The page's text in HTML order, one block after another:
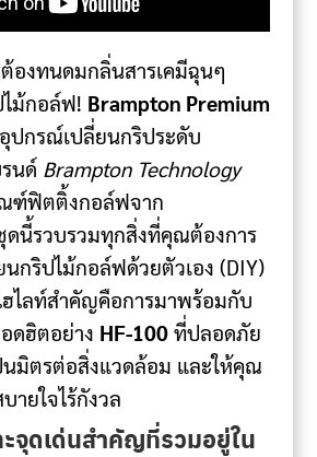
องทนดมกลิ่นสารเคมีฉุนๆ
ไม้กอล์ฟ! Brampton Premium
ปกรณ์เปลี่ยนกริประดับ
นด์ Brampton Technology
ฑ์ฟิตติ้งกอล์ฟจาก
ดนี้รวบรวมทุกสิ่งที่คุณต้องการ
นกริปไม้กอล์ฟด้วยตัวเอง (DIY)
ฮไลท์สำคัญคือการมาพร้อมกับ
ดฮิตอย่าง HF-100 ที่ปลอดภัย
นมิตรต่อสิ่งแวดล้อม และให้คุณ
ายใจไร้กังวล
ะจุดเด่นสำคัญที่รวมอยู่ใน